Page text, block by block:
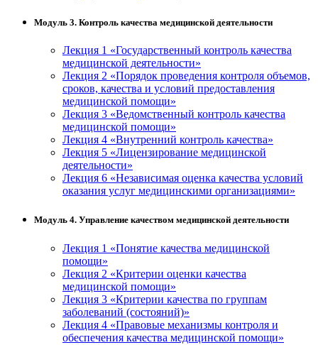
Модуль 3. Контроль качества медицинской деятельности
Лекция 1 «Государственный контроль качества
медицинской деятельности»
Лекция 2 «Порядок проведения контроля объемов,
сроков, качества и условий предоставления
медицинской помощи»
Лекция 3 «Ведомственный контроль качества
медицинской помощи»
Лекция 4 «Внутренний контроль качества»
Лекция 5 «Лицензирование медицинской
деятельности»
Лекция 6 «Независимая оценка качества условий
оказания услуг медицинскими организациями»
Модуль 4. Управление качеством медицинской деятельности
Лекция 1 «Понятие качества медицинской
помощи»
Лекция 2 «Критерии оценки качества
медицинской помощи»
Лекция 3 «Критерии качества по группам
заболеваний (состояний)»
Лекция 4 «Правовые механизмы контроля и
обеспечения качества медицинской помощи»